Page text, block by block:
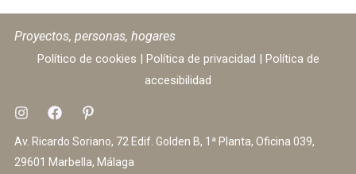
Proyectos, personas, hogares
Político de cookies | Política de privacidad | Política de
accesibilidad
Av. Ricardo Soriano, 72 Edif. Golden B, 1ª Planta, Oficina 039,
29601 Marbella, Málaga